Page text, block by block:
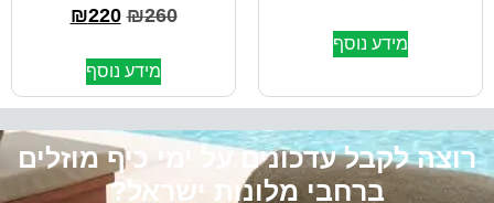
מידע נוסף
₪260
₪220
מידע נוסף
רוצה לקבל עדכונים על ימי כיף מוזלים
ברחבי מלונות ישראל?